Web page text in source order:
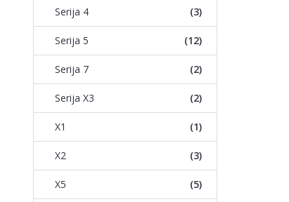
Serija 4 (3)
Serija 5 (12)
Serija 7 (2)
Serija X3 (2)
X1 (1)
X2 (3)
X5 (5)